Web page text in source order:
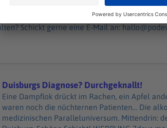
hinter sich — bei diesen hier macht selbst er drei Rote
Werbepartnern und „NotAufnahme“: https://linktr.ee/
Schickt gerne eine E-Mail an:
Diagnose? Durchgeknallt!
Duisburgs Diagnose? Durchgeknallt!
Eine Dampflok drückt im Rachen, ein Apfel
waren noch die nüchternen Patienten… Die
medizinischen Paralleluniversum. Mittendrin: